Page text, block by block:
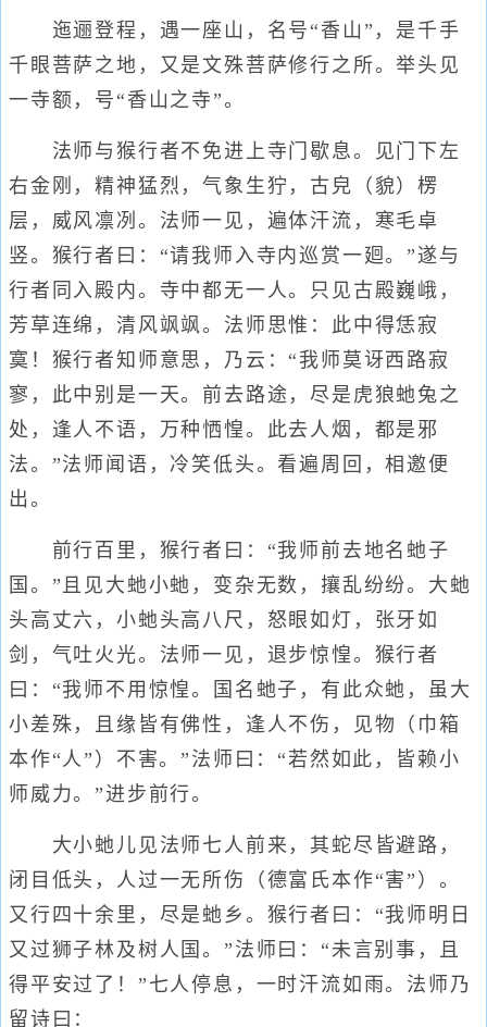
迤逦登程，遇一座山，名号“香山”，是千手
千眼菩萨之地，又是文殊菩萨修行之所。举头见
一寺额，号“香山之寺”。
法师与猴行者不免进上寺门歇息。见门下左
右金刚，精神猛烈，气象生狞，古皃（貌）楞
层，威风凛冽。法师一见，遍体汗流，寒毛卓
竖。猴行者曰：“请我师入寺内巡赏一廻。”遂与
行者同入殿内。寺中都无一人。只见古殿巍峨，
芳草连绵，清风飒飒。法师思惟：此中得恁寂
寞！猴行者知师意思，乃云：“我师莫讶西路寂
寥，此中别是一天。前去路途，尽是虎狼虵兔之
处，逢人不语，万种恓惶。此去人烟，都是邪
法。”法师闻语，冷笑低头。看遍周回，相邀便
出。
前行百里，猴行者曰：“我师前去地名虵子
国。”且见大虵小虵，变杂无数，攘乱纷纷。大虵
头高丈六，小虵头高八尺，怒眼如灯，张牙如
剑，气吐火光。法师一见，退步惊惶。猴行者
曰：“我师不用惊惶。国名虵子，有此众虵，虽大
小差殊，且缘皆有佛性，逢人不伤，见物（巾箱
本作“人”）不害。”法师曰：“若然如此，皆赖小
师威力。”进步前行。
大小虵儿见法师七人前来，其蛇尽皆避路，
闭目低头，人过一无所伤（德富氏本作“害”）。
又行四十余里，尽是虵乡。猴行者曰：“我师明日
又过狮子林及树人国。”法师曰：“未言别事，且
得平安过了！”七人停息，一时汗流如雨。法师乃
留诗曰：